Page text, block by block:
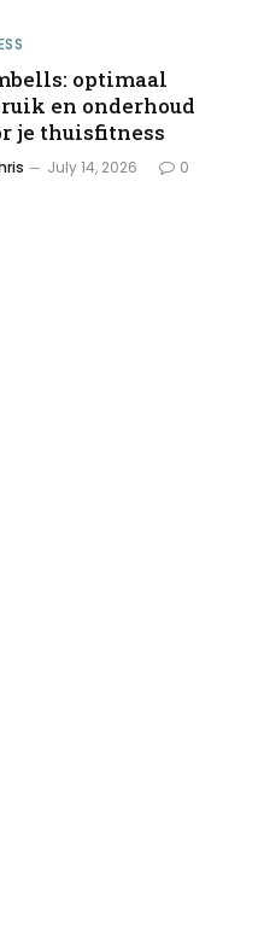
optimaal
en onderhoud
je thuisfitness
July 14, 2026 0